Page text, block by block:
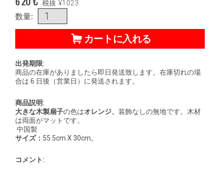
税抜 ¥1023
数量:
カートに入れる
出発期限:
商品の在庫がありましたら即日発送致します。在庫切れの場
合は 6 日後（営業日）に発送されます。
商品説明:
大きな木製扇子の色はオレンジ、 装飾なしの無地です。木材
は両面がマットです。
中国製
サイズ： 55.5cm X 30cm。
コメント: